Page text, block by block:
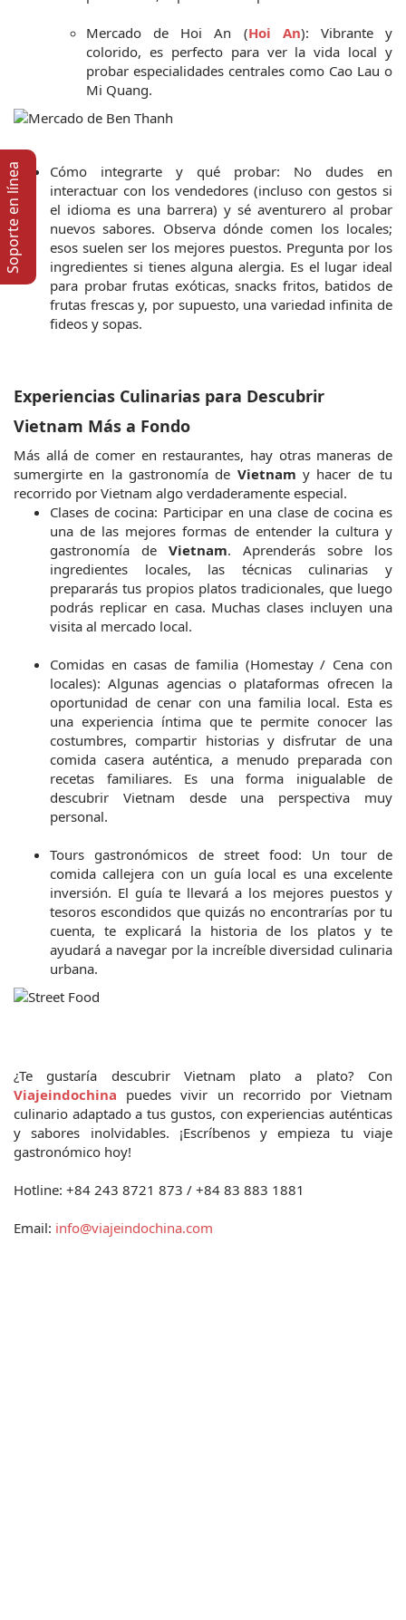
Mercado de Hoi An (Hoi An): Vibrante y
colorido, es perfecto para ver la vida local y
probar especialidades centrales como Cao Lau o
Mi Quang.
Cómo integrarte y qué probar: No dudes en
interactuar con los vendedores (incluso con gestos si
el idioma es una barrera) y sé aventurero al probar
nuevos sabores. Observa dónde comen los locales;
esos suelen ser los mejores puestos. Pregunta por los
ingredientes si tienes alguna alergia. Es el lugar ideal
para probar frutas exóticas, snacks fritos, batidos de
frutas frescas y, por supuesto, una variedad infinita de
fideos y sopas.
Experiencias Culinarias para Descubrir
Vietnam Más a Fondo
Más allá de comer en restaurantes, hay otras maneras de
sumergirte en la gastronomía de Vietnam y hacer de tu
recorrido por Vietnam algo verdaderamente especial.
Clases de cocina: Participar en una clase de cocina es
una de las mejores formas de entender la cultura y
gastronomía de Vietnam. Aprenderás sobre los
ingredientes locales, las técnicas culinarias y
prepararás tus propios platos tradicionales, que luego
podrás replicar en casa. Muchas clases incluyen una
visita al mercado local.
Comidas en casas de familia (Homestay / Cena con
locales): Algunas agencias o plataformas ofrecen la
oportunidad de cenar con una familia local. Esta es
una experiencia íntima que te permite conocer las
costumbres, compartir historias y disfrutar de una
comida casera auténtica, a menudo preparada con
recetas familiares. Es una forma inigualable de
descubrir Vietnam desde una perspectiva muy
personal.
Tours gastronómicos de street food: Un tour de
comida callejera con un guía local es una excelente
inversión. El guía te llevará a los mejores puestos y
tesoros escondidos que quizás no encontrarías por tu
cuenta, te explicará la historia de los platos y te
ayudará a navegar por la increíble diversidad culinaria
urbana.
Viajeindochina puedes vivir un recorrido por Vietnam
culinario adaptado a tus gustos, con experiencias auténticas
y sabores inolvidables. ¡Escríbenos y empieza tu viaje
gastronómico hoy!
Hotline: +84 243 8721 873 / +84 83 883 1881
Email: info@viajeindochina.com
Soporte en lí­nea